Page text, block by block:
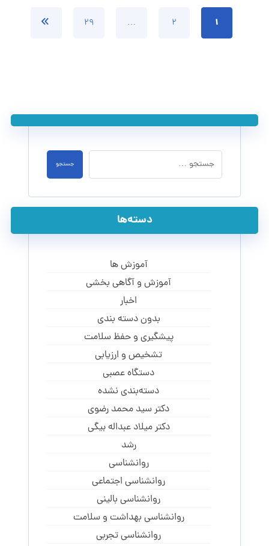
۱ ۲ … ۲۹
دسته‌ها
آموزش ها
آموزش و آگاهی‌ بخشی
اخبار
بدون دسته بندی
پیشگیری و حفظ سلامت
تشخیص و ارزیابی
دستگاه عصبی
دسته‌بندی نشده
دکتر سید محمد رضوی
دکتر میلاد عبداله بیگی
رشد
روانشناسی
روانشناسی اجتماعی
روانشناسی بالینی
روانشناسی بهداشت و سلامت
روانشناسی تجربی